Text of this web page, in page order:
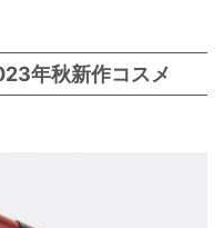
年秋新作コスメ